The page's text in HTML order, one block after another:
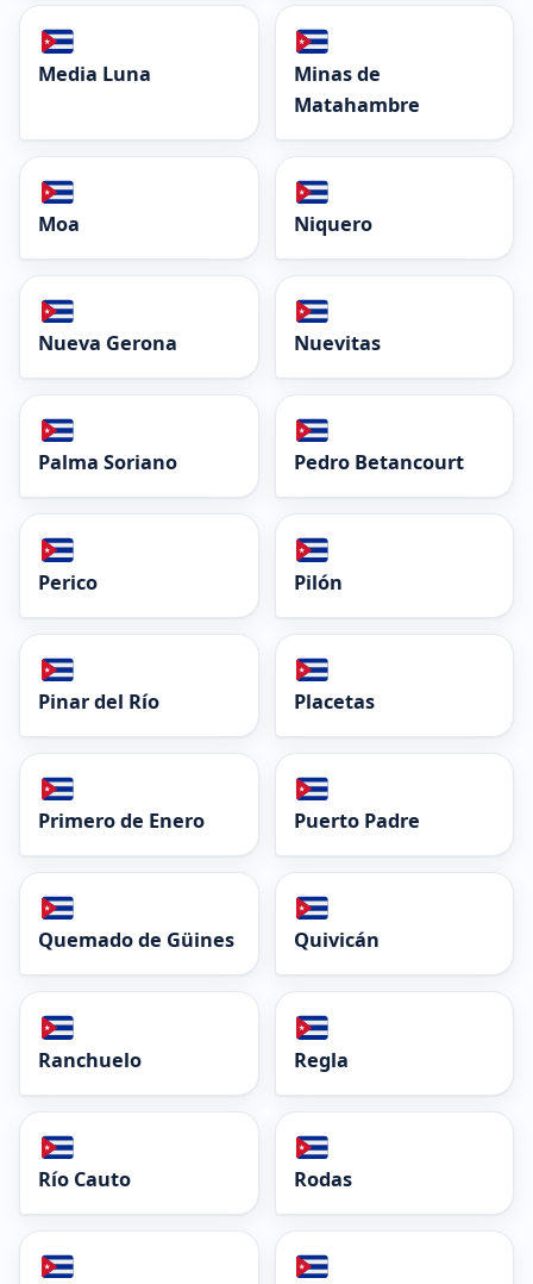
Media Luna
Minas de
Matahambre
Moa Niquero
Nueva Gerona Nuevitas
Palma Soriano Pedro Betancourt
Perico Pilón
Pinar del Río Placetas
Primero de Enero Puerto Padre
Quemado de Güines Quivicán
Ranchuelo Regla
Río Cauto Rodas